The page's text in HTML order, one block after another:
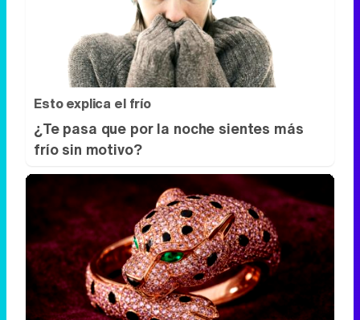
Esto explica el frío
¿Te pasa que por la noche sientes más
frío sin motivo?